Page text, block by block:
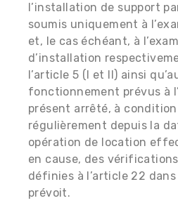
l’installation de support
soumis uniquement à
et, le cas échéant, à
d’installation
l’article 5 (I et II) ainsi
fonctionnement prévus à
présent arrêté, à condition
régulièrement depuis la
opération de location
en cause, des
définies à l’article 22 dans
prévoit.